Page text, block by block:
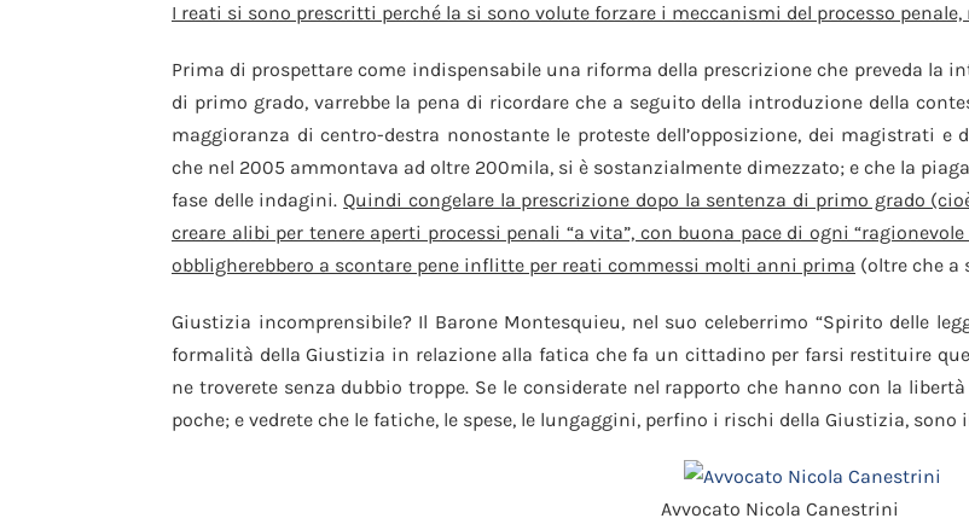
I reati si sono prescritti perché la si sono volute forzare i meccanismi del processo
Prima di prospettare come indispensabile una riforma della prescrizione che preveda la
di primo grado, varrebbe la pena di ricordare che a seguito della introduzione della
maggioranza di centro-destra nonostante le proteste dell’opposizione, dei magistrati
che nel 2005 ammontava ad oltre 200mila, si è sostanzialmente dimezzato; e che la
fase delle indagini.Quindi congelare la prescrizione dopo la sentenza di primo grado
creare alibi per tenere aperti processi penali “a vita”, con buona pace di ogni
obbligherebbero a scontare pene inflitte per reati commessi molti anni prima (oltre che a
Giustizia incomprensibile? Il Barone Montesquieu, nel suo celeberrimo “Spirito delle
formalità della Giustizia in relazione alla fatica che fa un cittadino per farsi restituire
ne troverete senza dubbio troppe. Se le considerate nel rapporto che hanno con la
poche; e vedrete che le fatiche, le spese, le lungaggini, perfino i rischi della Giustizia,
Avvocato Nicola Canestrini